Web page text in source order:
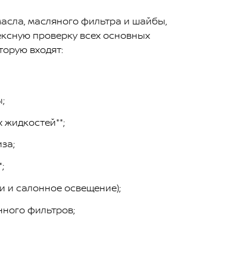
масляного фильтра и шайбы,
проверку всех основных
входят:
жидкостей**;
салонное освещение);
фильтров;